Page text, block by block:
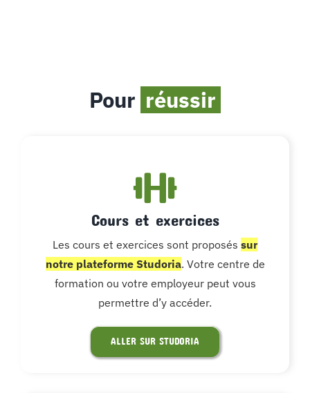
Pour réussir
Cours et exercices
Les cours et exercices sont proposés sur
notre plateforme Studoria. Votre centre de
formation ou votre employeur peut vous
permettre d’y accéder.
ALLER SUR STUDORIA